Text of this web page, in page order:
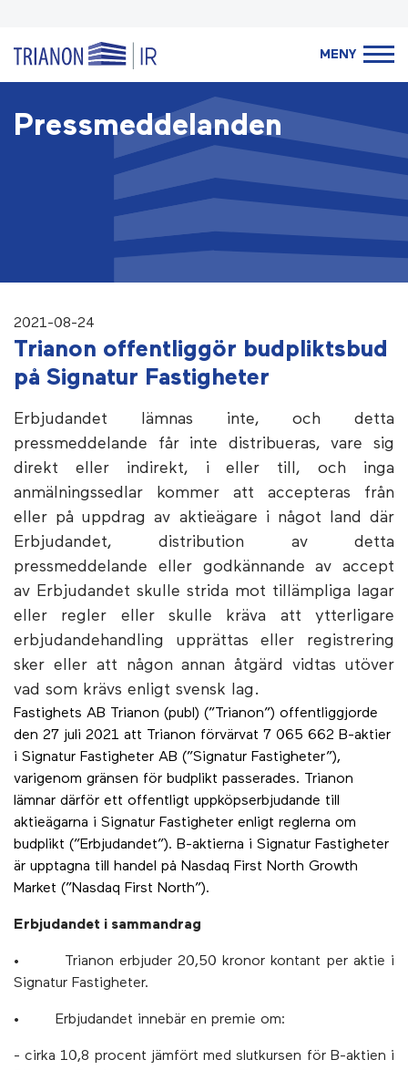
MENY
Pressmeddelanden
2021-08-24
Trianon offentliggör budpliktsbud
på Signatur Fastigheter
Erbjudandet lämnas inte, och detta
pressmeddelande får inte distribueras, vare sig
direkt eller indirekt, i eller till, och inga
anmälningssedlar kommer att accepteras från
eller på uppdrag av aktieägare i något land där
Erbjudandet, distribution av detta
pressmeddelande eller godkännande av accept
av Erbjudandet skulle strida mot tillämpliga lagar
eller regler eller skulle kräva att ytterligare
erbjudandehandling upprättas eller registrering
sker eller att någon annan åtgärd vidtas utöver
vad som krävs enligt svensk lag.
Fastighets AB Trianon (publ) (”Trianon”) offentliggjorde
den 27 juli 2021 att Trianon förvärvat 7 065 662 B-aktier
i Signatur Fastigheter AB (”Signatur Fastigheter”),
varigenom gränsen för budplikt passerades. Trianon
lämnar därför ett offentligt uppköpserbjudande till
aktieägarna i Signatur Fastigheter enligt reglerna om
budplikt (”Erbjudandet”). B-aktierna i Signatur Fastigheter
är upptagna till handel på Nasdaq First North Growth
Market (”Nasdaq First North”).
Erbjudandet i sammandrag
• Trianon erbjuder 20,50 kronor kontant per aktie i
Signatur Fastigheter.
• Erbjudandet innebär en premie om:
- cirka 10,8 procent jämfört med slutkursen för B-aktien i